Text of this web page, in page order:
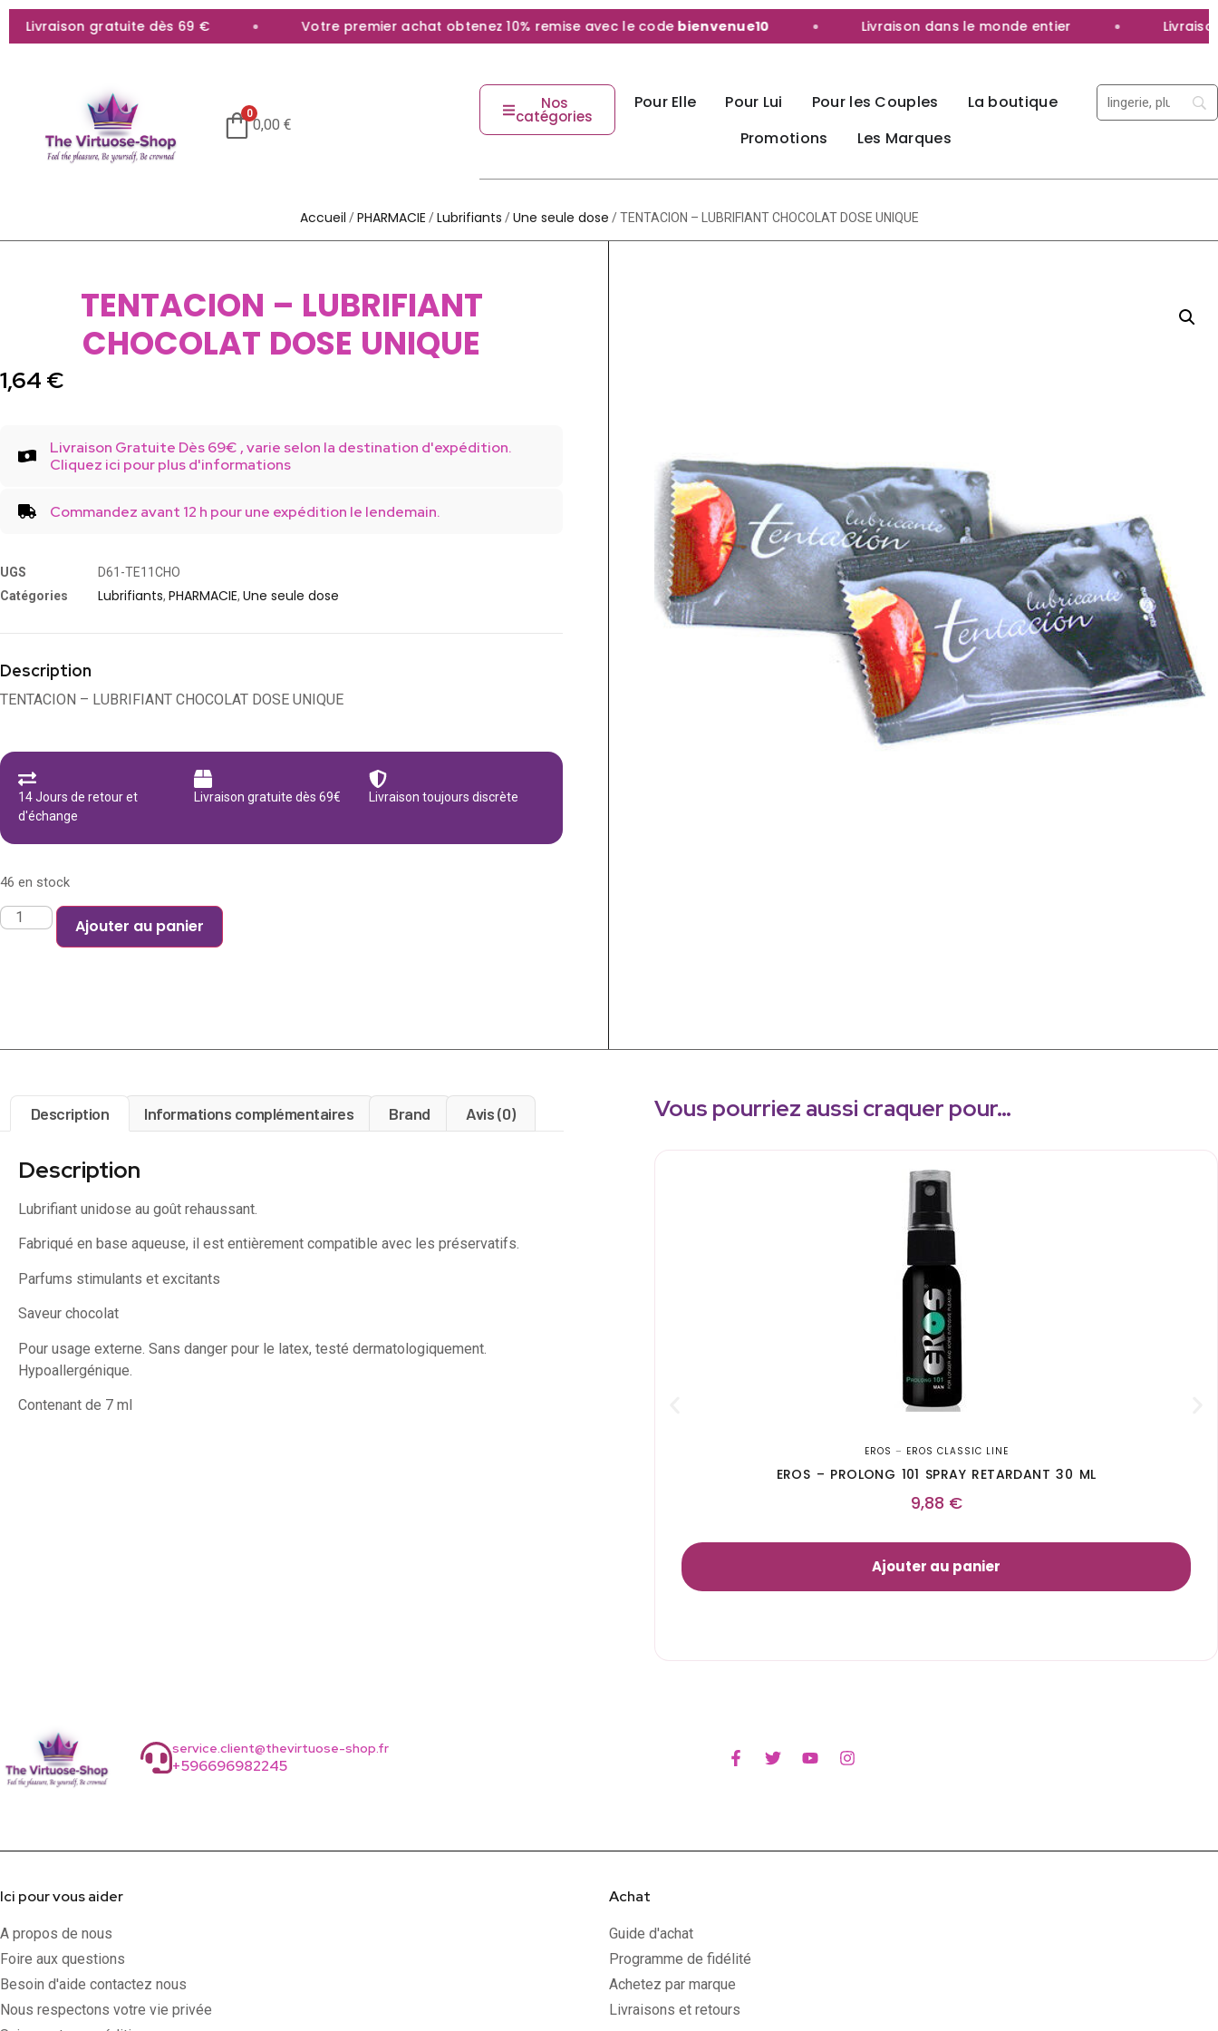
Livraison gratuite dès 69 € Votre premier achat obtenez 10% remise avec le code bienvenue10 Livraison dans le monde entier Livraison
0
0,00€
Nos
catégories
Pour Elle Pour Lui Pour les Couples
La boutique
Promotions
Les Marques
Accueil /PHARMACIE /Lubrifiants /Une seule dose / TENTACION – LUBRIFIANT CHOCOLAT DOSE UNIQUE
TENTACION – LUBRIFIANT
CHOCOLAT DOSE UNIQUE
1,64 €
Livraison Gratuite Dès 69€ , varie selon la destination d'expédition.
Cliquez ici pour plus d'informations
Commandez avant 12 h pour une expédition le lendemain.
UGS
D61-TE11CHO
Catégories
Lubrifiants, PHARMACIE, Une seule dose
Description
TENTACION – LUBRIFIANT CHOCOLAT DOSE UNIQUE
14 Jours de retour et
d'échange
Livraison gratuite dès 69€ Livraison toujours discrète
46 en stock
Ajouter au panier
Description Informations complémentaires Brand Avis (0)
Description
Lubrifiant unidose au goût rehaussant.
Fabriqué en base aqueuse, il est entièrement compatible avec les préservatifs.
Parfums stimulants et excitants
Saveur chocolat
Pour usage externe. Sans danger pour le latex, testé dermatologiquement.
Hypoallergénique.
Contenant de 7 ml
Vous pourriez aussi craquer pour…
EROS – EROS CLASSIC LINE
EROS – PROLONG 101 SPRAY RETARDANT 30 ML
9,88 €
Ajouter au panier
service.client@thevirtuose-shop.fr
+596696982245
Ici pour vous aider
A propos de nous
Foire aux questions
Besoin d'aide contactez nous
Nous respectons votre vie privée
Achat
Guide d'achat
Programme de fidélité
Achetez par marque
Livraisons et retours